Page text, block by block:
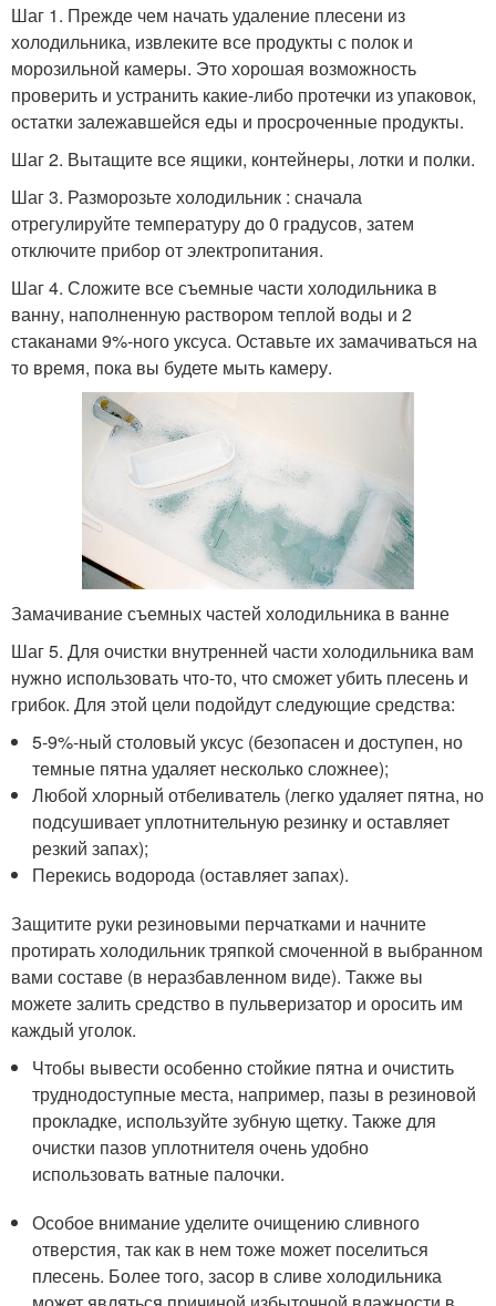
Шаг 1. Прежде чем начать удаление плесени из
холодильника, извлеките все продукты с полок и
морозильной камеры. Это хорошая возможность
проверить и устранить какие-либо протечки из упаковок,
остатки залежавшейся еды и просроченные продукты.
Шаг 2. Вытащите все ящики, контейнеры, лотки и полки.
Шаг 3. Разморозьте холодильник : сначала
отрегулируйте температуру до 0 градусов, затем
отключите прибор от электропитания.
Шаг 4. Сложите все съемные части холодильника в
ванну, наполненную раствором теплой воды и 2
стаканами 9%-ного уксуса. Оставьте их замачиваться на
то время, пока вы будете мыть камеру.
Замачивание съемных частей холодильника в ванне
Шаг 5. Для очистки внутренней части холодильника вам
нужно использовать что-то, что сможет убить плесень и
грибок. Для этой цели подойдут следующие средства:
5-9%-ный столовый уксус (безопасен и доступен, но
темные пятна удаляет несколько сложнее);
Любой хлорный отбеливатель (легко удаляет пятна, но
подсушивает уплотнительную резинку и оставляет
резкий запах);
Перекись водорода (оставляет запах).
Защитите руки резиновыми перчатками и начните
протирать холодильник тряпкой смоченной в выбранном
вами составе (в неразбавленном виде). Также вы
можете залить средство в пульверизатор и оросить им
каждый уголок.
Чтобы вывести особенно стойкие пятна и очистить
труднодоступные места, например, пазы в резиновой
прокладке, используйте зубную щетку. Также для
очистки пазов уплотнителя очень удобно
использовать ватные палочки.
Особое внимание уделите очищению сливного
отверстия, так как в нем тоже может поселиться
плесень. Более того, засор в сливе холодильника